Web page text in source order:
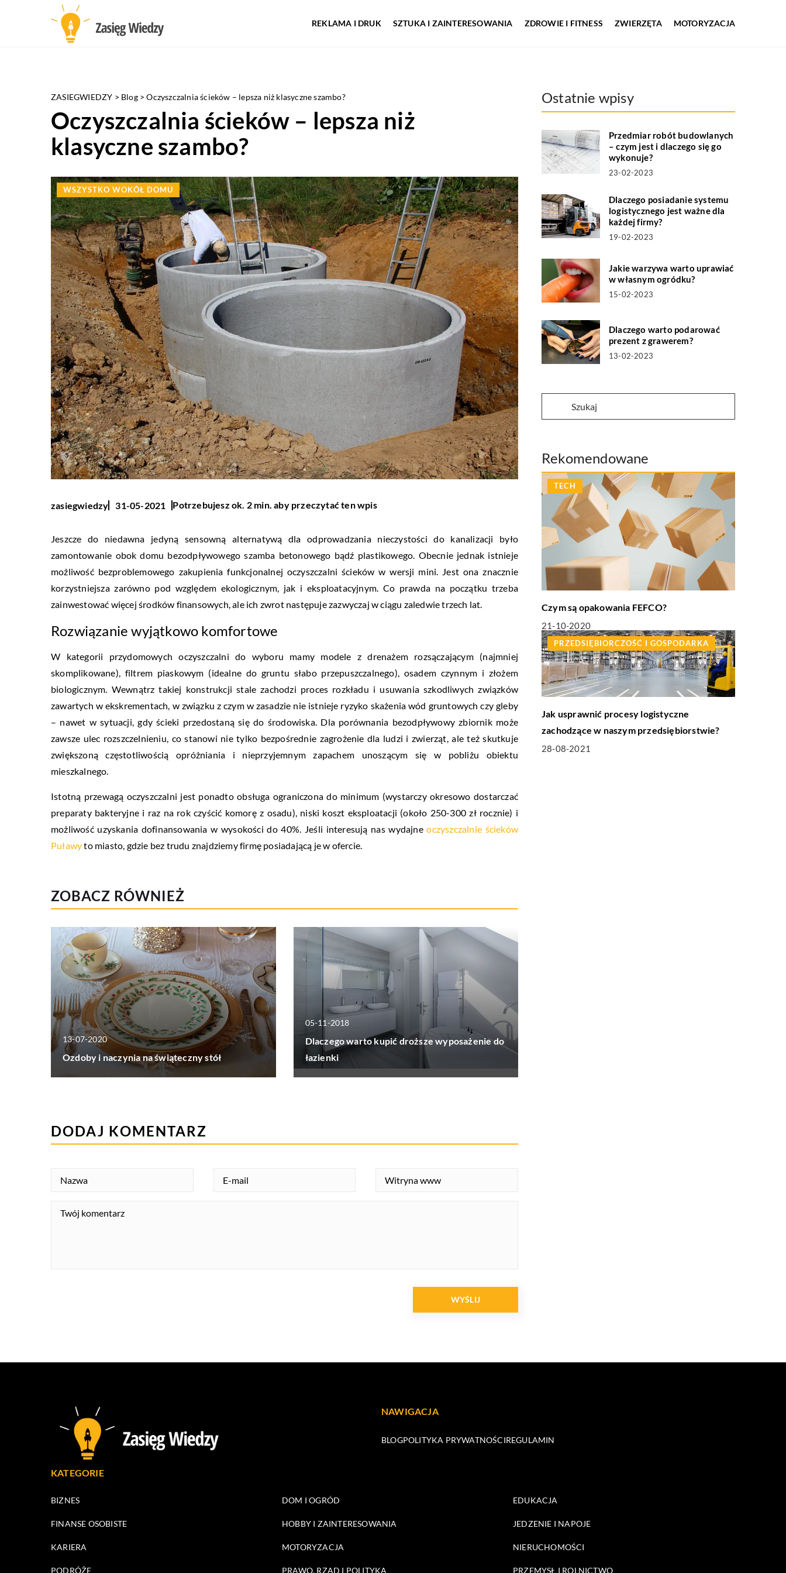
REKLAMA I DRUK SZTUKA I ZAINTERESOWANIA ZDROWIE I FITNESS ZWIERZĘTA MOTORYZACJA
ZASIEGWIEDZY > Blog>Oczyszczalnia ścieków – lepsza niż klasyczne szambo?
Oczyszczalnia ścieków – lepsza niż
klasyczne szambo?
WSZYSTKO WOKÓŁ DOMU
zasiegwiedzy 31-05-2021 Potrzebujesz ok. 2 min. aby przeczytać ten wpis
Jeszcze do niedawna jedyną sensowną alternatywą dla odprowadzania nieczystości do kanalizacji było
zamontowanie obok domu bezodpływowego szamba betonowego bądź plastikowego. Obecnie jednak istnieje
możliwość bezproblemowego zakupienia funkcjonalnej oczyszczalni ścieków w wersji mini. Jest ona znacznie
korzystniejsza zarówno pod względem ekologicznym, jak i eksploatacyjnym. Co prawda na początku trzeba
zainwestować więcej środków finansowych, ale ich zwrot następuje zazwyczaj w ciągu zaledwie trzech lat.
Rozwiązanie wyjątkowo komfortowe
W kategorii przydomowych oczyszczalni do wyboru mamy modele z drenażem rozsączającym (najmniej
skomplikowane), filtrem piaskowym (idealne do gruntu słabo przepuszczalnego), osadem czynnym i złożem
biologicznym. Wewnątrz takiej konstrukcji stale zachodzi proces rozkładu i usuwania szkodliwych związków
zawartych w ekskrementach, w związku z czym w zasadzie nie istnieje ryzyko skażenia wód gruntowych czy gleby
– nawet w sytuacji, gdy ścieki przedostaną się do środowiska. Dla porównania bezodpływowy zbiornik może
zawsze ulec rozszczelnieniu, co stanowi nie tylko bezpośrednie zagrożenie dla ludzi i zwierząt, ale też skutkuje
zwiększoną częstotliwością opróżniania i nieprzyjemnym zapachem unoszącym się w pobliżu obiektu
mieszkalnego.
Istotną przewagą oczyszczalni jest ponadto obsługa ograniczona do minimum (wystarczy okresowo dostarczać
preparaty bakteryjne i raz na rok czyścić komorę z osadu), niski koszt eksploatacji (około 250-300 zł rocznie) i
możliwość uzyskania dofinansowania w wysokości do 40%. Jeśli interesują nas wydajneoczyszczalnie ścieków
Puławyto miasto, gdzie bez trudu znajdziemy firmę posiadającą je w ofercie.
ZOBACZ RÓWNIEŻ
13-07-2020
Ozdoby i naczynia na świąteczny stół
05-11-2018
Dlaczego warto kupić droższe wyposażenie do
łazienki
Ostatnie wpisy
Przedmiar robót budowlanych
– czym jest i dlaczego się go
wykonuje?
23-02-2023
Dlaczego posiadanie systemu
logistycznego jest ważne dla
każdej firmy?
19-02-2023
Jakie warzywa warto uprawiać
w własnym ogródku?
15-02-2023
Dlaczego warto podarować
prezent z grawerem?
13-02-2023
Rekomendowane
TECH
Czym są opakowania FEFCO?
21-10-2020
PRZEDSIĘBIORCZOŚĆ I GOSPODARKA
Jak usprawnić procesy logistyczne
zachodzące w naszym przedsiębiorstwie?
28-08-2021
DODAJ KOMENTARZ
NAWIGACJA
BLOGPOLITYKA PRYWATNOŚCIREGULAMIN
KATEGORIE
BIZNES DOM I OGRÓD EDUKACJA
FINANSE OSOBISTE HOBBY I ZAINTERESOWANIA JEDZENIE I NAPOJE
KARIERA MOTORYZACJA NIERUCHOMOŚCI
PODRÓŻE PRAWO, RZĄD I POLITYKA PRZEMYSŁ I ROLNICTWO